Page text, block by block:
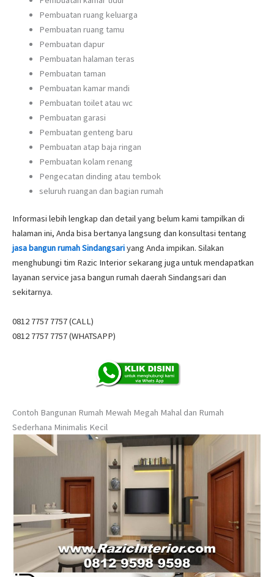
Pembuatan ruang keluarga
Pembuatan ruang tamu
Pembuatan dapur
Pembuatan halaman teras
Pembuatan taman
Pembuatan kamar mandi
Pembuatan toilet atau wc
Pembuatan garasi
Pembuatan genteng baru
Pembuatan atap baja ringan
Pembuatan kolam renang
Pengecatan dinding atau tembok
seluruh ruangan dan bagian rumah
Informasi lebih lengkap dan detail yang belum kami tampilkan di
halaman ini, Anda bisa bertanya langsung dan konsultasi tentang
jasa bangun rumah Sindangsariyang Anda impikan. Silakan
menghubungi tim Razic Interior sekarang juga untuk mendapatkan
layanan service jasa bangun rumah daerah Sindangsari dan
sekitarnya.
0812 7757 7757 (CALL)
0812 7757 7757 (WHATSAPP)
Contoh Bangunan Rumah Mewah Megah Mahal dan Rumah
Sederhana Minimalis Kecil